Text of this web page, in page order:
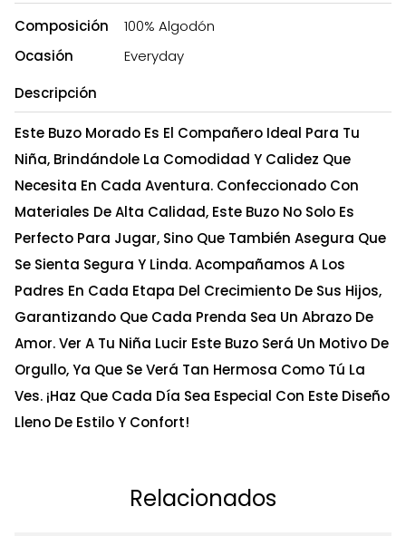
Composición
100% Algodón
Ocasión
Everyday
Descripción
Este Buzo Morado Es El Compañero Ideal Para Tu
Niña, Brindándole La Comodidad Y Calidez Que
Necesita En Cada Aventura. Confeccionado Con
Materiales De Alta Calidad, Este Buzo No Solo Es
Perfecto Para Jugar, Sino Que También Asegura Que
Se Sienta Segura Y Linda. Acompañamos A Los
Padres En Cada Etapa Del Crecimiento De Sus Hijos,
Garantizando Que Cada Prenda Sea Un Abrazo De
Amor. Ver A Tu Niña Lucir Este Buzo Será Un Motivo De
Orgullo, Ya Que Se Verá Tan Hermosa Como Tú La
Ves. ¡Haz Que Cada Día Sea Especial Con Este Diseño
Lleno De Estilo Y Confort!
Relacionados